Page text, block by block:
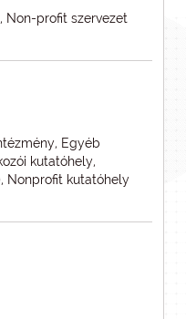
Non-profit szervezet
Egyéb
kutatóhely,
Nonprofit kutatóhely